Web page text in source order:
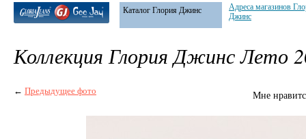
Каталог Глория Джинс
Адреса магазинов
Джинс
Коллекция Глория Джинс Лето
← Предыдущее фото Мне